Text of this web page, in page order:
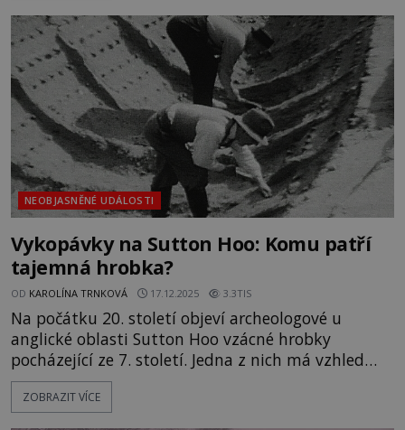
nyní. Dočkají se někdy tyto naděje svého naplnění?
Myslíte si,
NEOBJASNĚNÉ UDÁLOSTI
Vykopávky na Sutton Hoo: Komu patří
tajemná hrobka?
OD KAROLÍNA TRNKOVÁ 17.12.2025 3.3TIS
Na počátku 20. století objeví archeologové u
anglické oblasti Sutton Hoo vzácné hrobky
pocházející ze 7. století. Jedna z nich má vzhled
lodi a oplývá neuvěřitelným množstvím pokladů.
Může jít o místo posledního odpočinku nějakého
ZOBRAZIT VÍCE